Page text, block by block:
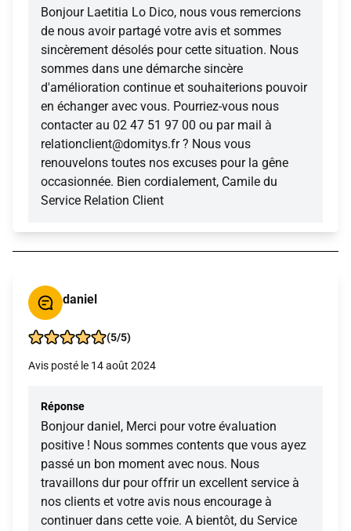
Bonjour Laetitia Lo Dico, nous vous remercions
de nous avoir partagé votre avis et sommes
sincèrement désolés pour cette situation. Nous
sommes dans une démarche sincère
d'amélioration continue et souhaiterions pouvoir
en échanger avec vous. Pourriez-vous nous
contacter au 02 47 51 97 00 ou par mail à
relationclient@domitys.fr ? Nous vous
renouvelons toutes nos excuses pour la gêne
occasionnée. Bien cordialement, Camile du
Service Relation Client
daniel
(5/5)
Avis posté le 14 août 2024
Réponse
Bonjour daniel, Merci pour votre évaluation
positive ! Nous sommes contents que vous ayez
passé un bon moment avec nous. Nous
travaillons dur pour offrir un excellent service à
nos clients et votre avis nous encourage à
continuer dans cette voie. A bientôt, du Service